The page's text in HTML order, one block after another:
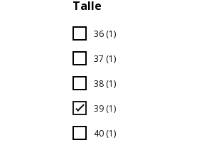
Talle
36 (1)
37 (1)
38 (1)
39 (1)
40 (1)